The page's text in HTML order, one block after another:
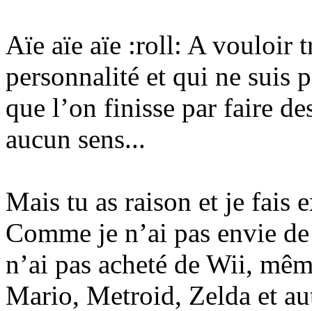
Aïe aïe aïe :roll: A vouloir
personnalité et qui ne suis
que l’on finisse par faire
aucun sens...
Mais tu as raison et je fais
Comme je n’ai pas envie
n’ai pas acheté de Wii,
Mario, Metroid, Zelda et